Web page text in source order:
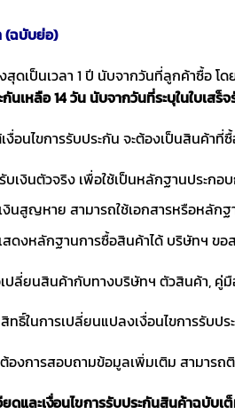
(ฉบับย่อ)
สุดเป็นเวลา 1 ปี นับจากวันที่ลูกค้าซื้อ โ
กันเหลือ 14 วัน นับจากวันที่ระบุในใบเสร็
งื่อนไขการรับประกัน จะต้องเป็นสินค้า
บเงินตัวจริง เพื่อใช้เป็นหลักฐานประกอ
นสูญหาย สามารถใช้เอกสารหรือหลัก
สดงหลักฐานการซื้อสินค้าได้ บริษัทฯ ข
ปลี่ยนสินค้ากับทางบริษัทฯ ตัวสินค้า,
ธิ์ในการเปลี่ยนแปลงเงื่อนไขการรับป
งการสอบถามข้อมูลเพิ่มเติม สามารถติ
ดและเงื่อนไขการรับประกันสินค้าฉบับเ